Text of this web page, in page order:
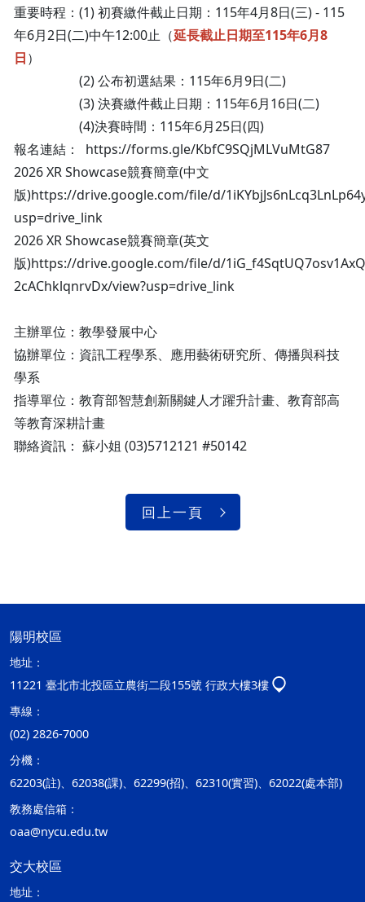
重要時程：(1) 初賽繳件截止日期：115年4月8日(三) - 115
年6月2日(二)中午12:00止（延長截止日期至115年6月8
日）
(2) 公布初選結果：115年6月9日(二)
(3) 決賽繳件截止日期：115年6月16日(二)
(4)決賽時間：115年6月25日(四)
報名連結： https://forms.gle/KbfC9SQjMLVuMtG87
2026 XR Showcase競賽簡章(中文
版)https://drive.google.com/file/d/
usp=drive_link
2026 XR Showcase競賽簡章(英文
版)https://drive.google.com/file/d/
2cAChklqnrvDx/view?usp=drive_link
主辦單位：教學發展中心
協辦單位：資訊工程學系、應用藝術研究所、傳播與科技
學系
指導單位：教育部智慧創新關鍵人才躍升計畫、教育部高
等教育深耕計畫
聯絡資訊： 蘇小姐 (03)5712121 #50142
回上一頁
陽明校區
地址：
11221 臺北市北投區立農街二段155號 行政大樓3樓
專線：
(02) 2826-7000
分機：
62203(註)、62038(課)、62299(招)、62310(實習)、62022(處本部)
教務處信箱：
oaa@nycu.edu.tw
交大校區
地址：